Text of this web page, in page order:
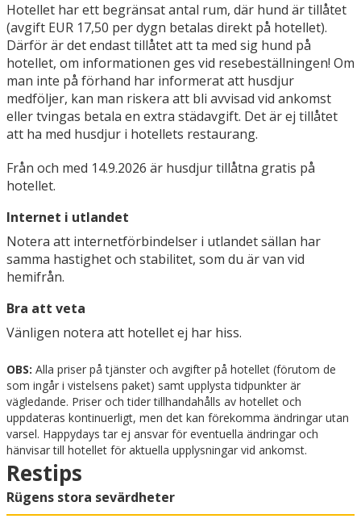
Hotellet har ett begränsat antal rum, där hund är tillåtet
(avgift EUR 17,50 per dygn betalas direkt på hotellet).
Därför är det endast tillåtet att ta med sig hund på
hotellet, om informationen ges vid resebeställningen! Om
man inte på förhand har informerat att husdjur
medföljer, kan man riskera att bli avvisad vid ankomst
eller tvingas betala en extra städavgift. Det är ej tillåtet
att ha med husdjur i hotellets restaurang.
Från och med 14.9.2026 är husdjur tillåtna gratis på
hotellet.
Internet i utlandet
Notera att internetförbindelser i utlandet sällan har
samma hastighet och stabilitet, som du är van vid
hemifrån.
Bra att veta
Vänligen notera att hotellet ej har hiss.
OBS: Alla priser på tjänster och avgifter på hotellet (förutom de
som ingår i vistelsens paket) samt upplysta tidpunkter är
vägledande. Priser och tider tillhandahålls av hotellet och
uppdateras kontinuerligt, men det kan förekomma ändringar utan
varsel. Happydays tar ej ansvar för eventuella ändringar och
hänvisar till hotellet för aktuella upplysningar vid ankomst.
Restips
Rügens stora sevärdheter